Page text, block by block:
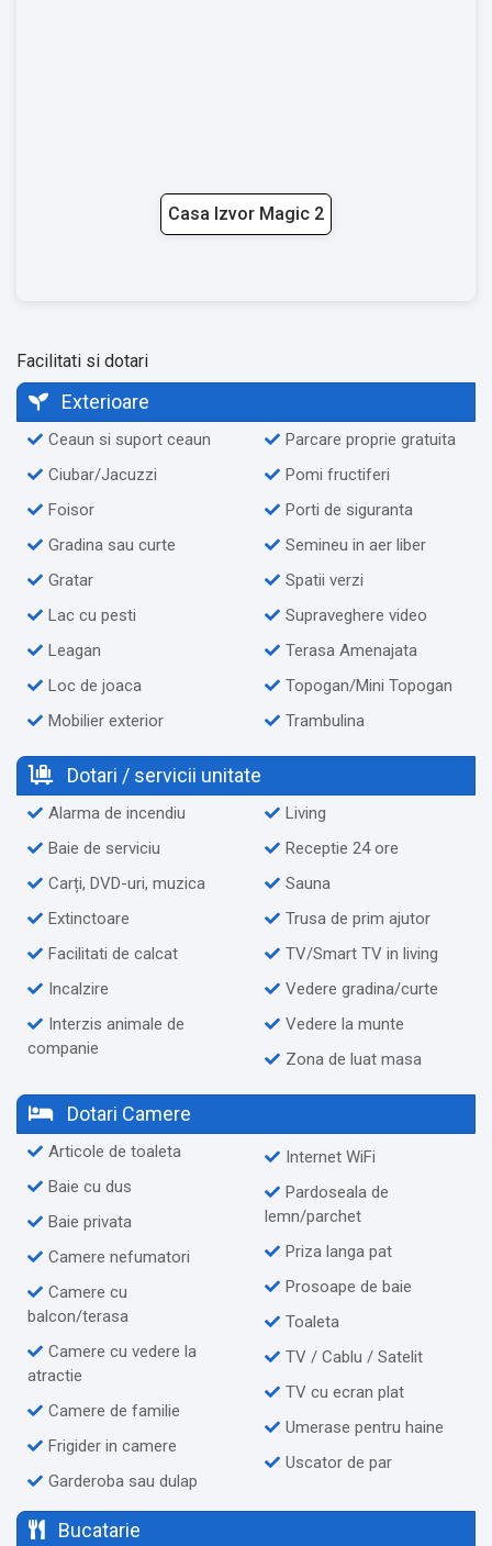
Casa Izvor Magic 2
Facilitati si dotari
Exterioare
Ceaun si suport ceaun
Ciubar/Jacuzzi
Foisor
Gradina sau curte
Gratar
Lac cu pesti
Leagan
Loc de joaca
Mobilier exterior
Parcare proprie gratuita
Pomi fructiferi
Porti de siguranta
Semineu in aer liber
Spatii verzi
Supraveghere video
Terasa Amenajata
Topogan/Mini Topogan
Trambulina
Dotari / servicii unitate
Alarma de incendiu
Baie de serviciu
Carți, DVD-uri, muzica
Extinctoare
Facilitati de calcat
Incalzire
Interzis animale de
companie
Living
Receptie 24 ore
Sauna
Trusa de prim ajutor
TV/Smart TV in living
Vedere gradina/curte
Vedere la munte
Zona de luat masa
Dotari Camere
Articole de toaleta
Baie cu dus
Baie privata
Camere nefumatori
Camere cu
balcon/terasa
Camere cu vedere la
atractie
Camere de familie
Frigider in camere
Garderoba sau dulap
Internet WiFi
Pardoseala de
lemn/parchet
Priza langa pat
Prosoape de baie
Toaleta
TV / Cablu / Satelit
TV cu ecran plat
Umerase pentru haine
Uscator de par
Bucatarie